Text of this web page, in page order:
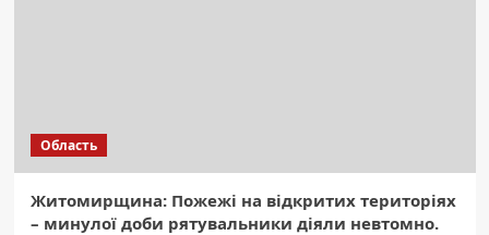
Область
Житомирщина: Пожежі на відкритих територіях
– минулої доби рятувальники діяли невтомно.